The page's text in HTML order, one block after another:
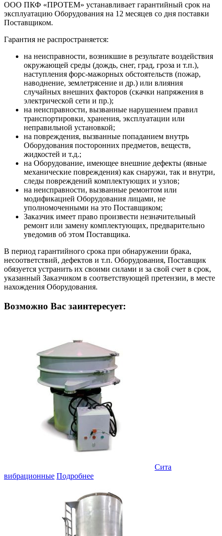
ООО ПКФ «ПРОТЕМ» устанавливает гарантийный срок на
эксплуатацию Оборудования на 12 месяцев со дня поставки
Поставщиком.
Гарантия не распространяется:
на неисправности, возникшие в результате воздействия
окружающей среды (дождь, снег, град, гроза и т.п.),
наступления форс-мажорных обстоятельств (пожар,
наводнение, землетрясение и др.) или влияния
случайных внешних факторов (скачки напряжения в
электрической сети и пр.);
на неисправности, вызванные нарушением правил
транспортировки, хранения, эксплуатации или
неправильной установкой;
на повреждения, вызванные попаданием внутрь
Оборудования посторонних предметов, веществ,
жидкостей и т.д.;
на Оборудование, имеющее внешние дефекты (явные
механические повреждения) как снаружи, так и внутри,
следы повреждений комплектующих и узлов;
на неисправности, вызванные ремонтом или
модификацией Оборудования лицами, не
уполномоченными на это Поставщиком;
Заказчик имеет право произвести незначительный
ремонт или замену комплектующих, предварительно
уведомив об этом Поставщика.
В период гарантийного срока при обнаружении брака,
несоответствий, дефектов и т.п. Оборудования, Поставщик
обязуется устранить их своими силами и за свой счет в срок,
указанный Заказчиком в соответствующей претензии, в месте
нахождения Оборудования.
Возможно Вас заинтересует:
Сита
вибрационные Подробнее